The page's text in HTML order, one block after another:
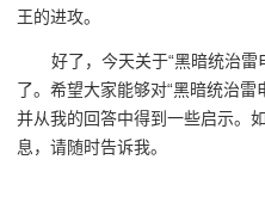
王的进攻。
好了，今天关于“黑暗统治
了。希望大家能够对“黑暗统治雷
并从我的回答中得到一些启示。
息，请随时告诉我。